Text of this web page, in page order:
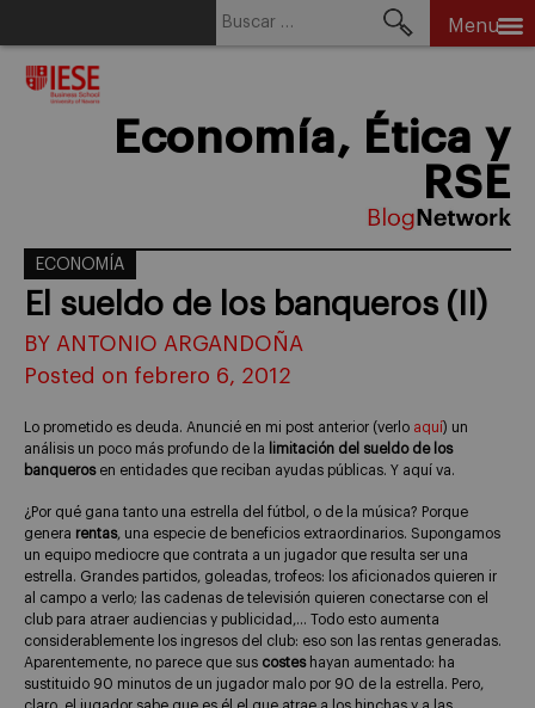
Menu
Economía, Ética y
RSE
ECONOMÍA
El sueldo de los banqueros (II)
BY ANTONIO ARGANDOÑA
Posted on febrero 6, 2012
Lo prometido es deuda. Anuncié en mi post anterior (verlo aquí) un
análisis un poco más profundo de la
limitación del sueldo de los
banquerosen entidades que reciban ayudas públicas. Y aquí va.
¿Por qué gana tanto una estrella del fútbol, o de la música? Porque
genera rentas, una especie de beneficios extraordinarios. Supongamos
un equipo mediocre que contrata a un jugador que resulta ser una
estrella. Grandes partidos, goleadas, trofeos: los aficionados quieren ir
al campo a verlo; las cadenas de televisión quieren conectarse con el
club para atraer audiencias y publicidad,… Todo esto aumenta
considerablemente los ingresos del club: eso son las rentas generadas.
Aparentemente, no parece que sus costeshayan aumentado: ha
sustituido 90 minutos de un jugador malo por 90 de la estrella. Pero,